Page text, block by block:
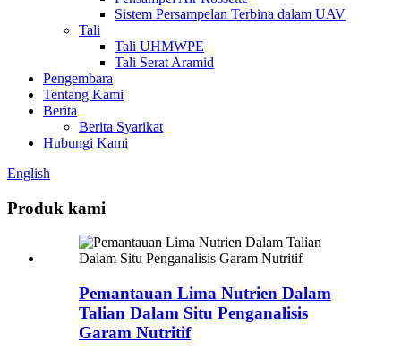
Sistem Persampelan Terbina dalam UAV
Tali
Tali UHMWPE
Tali Serat Aramid
Pengembara
Tentang Kami
Berita
Berita Syarikat
Hubungi Kami
English
Produk kami
Pemantauan Lima Nutrien Dalam
Talian Dalam Situ Penganalisis
Garam Nutritif